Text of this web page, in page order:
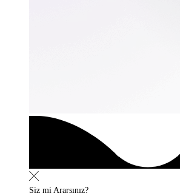
Siz mi Ararsınız?